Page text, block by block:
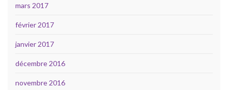
mars 2017
février 2017
janvier 2017
décembre 2016
novembre 2016